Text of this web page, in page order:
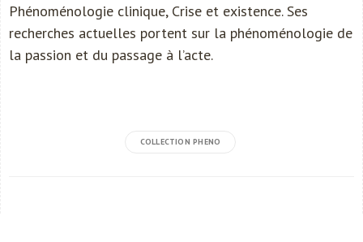
Phénoménologie clinique, Crise et existence. Ses
recherches actuelles portent sur la phénoménologie de
la passion et du passage à l’acte.
COLLECTION PHENO